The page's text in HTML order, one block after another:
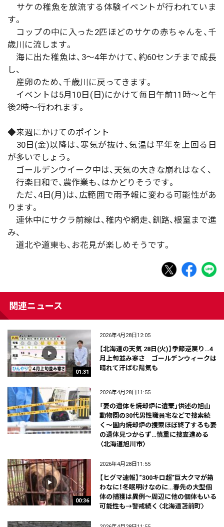
サケの稚魚を放流する体験イベントが行われていま
す。
コップの中に入った2匹ほどのサケの赤ちゃんを、千
歳川に流します。
海に出た稚魚は、3～4年かけて、約60センチまで成長
し、
産卵のため、千歳川に戻ってきます。
イベントは5月10日(日)にかけて毎日午前11時～と午
後2時～行われます。
◆来週にかけてのポイント
30日(金)以降は、寒気が抜け、気温は平年を上回る日
が多いでしょう。
ゴールデンウイーク中は、天気の大きな崩れはなく、
行楽日和で、農作業も、はかどりそうです。
ただ、4日(月)は、広範囲で雨予報に変わる可能性があ
ります。
連休中にサクラ前線は、稚内や網走、釧路、根室まで進
み、
道北や道東も、お花見が楽しめそうです。
関連ニュース
01:31
2026年4月28日12:05
【北海道の天気 28日(火)】季節逆戻り…4
月上旬並み寒さ ゴールデンウィークは
晴れて汗ばむ陽気も
2026年4月28日11:55
「妻の遺体を焼却炉に遺棄」供述の旭山
動物園の30代男性職員宅などで捜索続
く～園内焼却炉の捜索ほぼ終了するも妻
の遺体見つからず…慎重に捜査進める
〈北海道旭川市〉
00:36
2026年4月28日11:55
【ヒグマ速報】“300キロ超”巨大クマが箱
わなに！冬眠明けなのに…春先の大型個
体の捕獲は異例～周辺に他の個体もいる
可能性も→警戒続く〈北海道苫前町〉